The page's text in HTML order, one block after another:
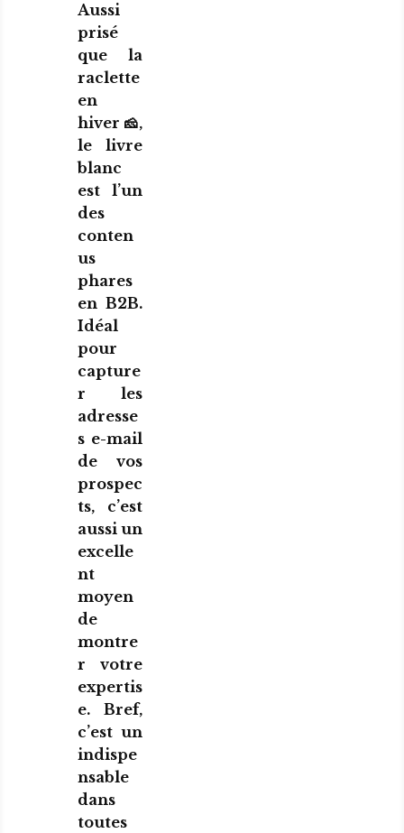
Aussi
prisé
que la
raclette
en
hiver 🧀,
le livre
blanc
est l’un
des
conten
us
phares
en B2B.
Idéal
pour
capture
r les
adresse
s e-mail
de vos
prospec
ts, c’est
aussi un
excelle
nt
moyen
de
montre
r votre
expertis
e. Bref,
c’est un
indispe
nsable
dans
toutes